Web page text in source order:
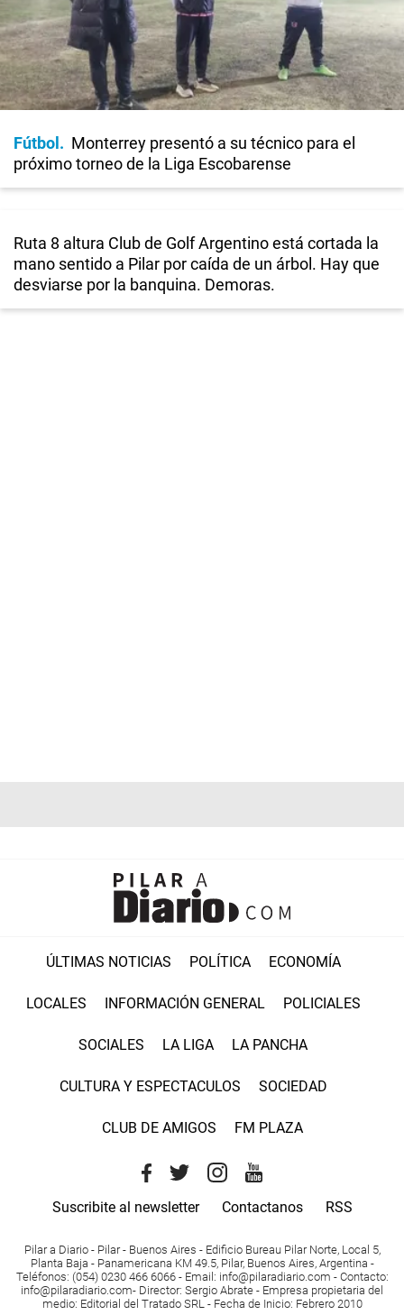
Fútbol
Monterrey presentó a su técnico para el
próximo torneo de la Liga Escobarense
Ruta 8 altura Club de Golf Argentino está cortada la
mano sentido a Pilar por caída de un árbol. Hay que
desviarse por la banquina. Demoras.
ÚLTIMAS NOTICIAS POLÍTICA ECONOMÍA
LOCALES INFORMACIÓN GENERAL POLICIALES
SOCIALES LA LIGA LA PANCHA
CULTURA Y ESPECTACULOS SOCIEDAD
CLUB DE AMIGOS FM PLAZA
Suscribite al newsletter Contactanos RSS
Pilar a Diario - Pilar - Buenos Aires - Edificio Bureau Pilar Norte, Local 5,
Planta Baja - Panamericana KM 49.5, Pilar, Buenos Aires, Argentina -
Teléfonos: (054) 0230 466 6066 - Email : info@pilaradiario.com - Contacto:
info@pilaradiario.com- Director: Sergio Abrate - Empresa propietaria del
medio: Editorial del Tratado SRL - Fecha de Inicio: Febrero 2010